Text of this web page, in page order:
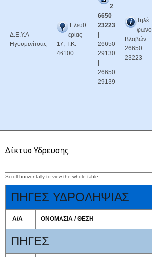
Δ.Ε.Υ.Α.
Ηγουμενίτσας
Ελευθ
ερίας
17, Τ.Κ.
46100
2
6650
23223
26650
29130
26650
29139
Τηλέ
φωνο
Βλαβών:
26650
23223
Δίκτυο Υδρευσης
ΠΗΓΕΣ ΥΔΡΟΛΗΨΙΑΣ
Α/Α ΟΝΟΜΑΣΙΑ / ΘΕΣΗ
ΠΗΓΕΣ